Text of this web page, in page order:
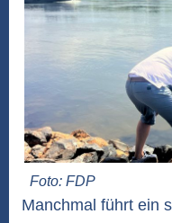
Foto: FDP
Manchmal führt ein